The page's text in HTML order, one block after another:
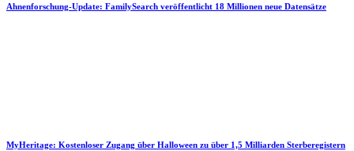
Ahnenforschung-Update: FamilySearch veröffentlicht 18 Millionen neue Datensätze
MyHeritage: Kostenloser Zugang über Halloween zu über 1,5 Milliarden Sterberegistern